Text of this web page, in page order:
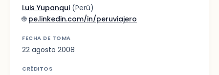
Luis Yupanqui (Perú)
🌐 pe.linkedin.com/in/peruviajero
FECHA DE TOMA
22 agosto 2008
CRÉDITOS